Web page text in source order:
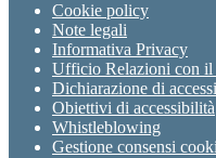
Cookie policy
Note legali
Informativa Privacy
Ufficio Relazioni con il
Dichiarazione di
Obiettivi di accessibilità
Whistleblowing
Gestione consensi